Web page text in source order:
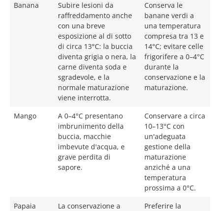
Banana
Subire lesioni da
raffreddamento anche
con una breve
esposizione al di sotto
di circa 13°C: la buccia
diventa grigia o nera, la
carne diventa soda e
sgradevole, e la
normale maturazione
viene interrotta.
Conserva le
banane verdi a
una temperatura
compresa tra 13 e
14°C; evitare celle
frigorifere a 0–4°C
durante la
conservazione e la
maturazione.
Mango
A 0–4°C presentano
imbrunimento della
buccia, macchie
imbevute d'acqua, e
grave perdita di
sapore.
Conservare a circa
10–13°C con
un'adeguata
gestione della
maturazione
anziché a una
temperatura
prossima a 0°C.
Papaia
La conservazione a
Preferire la